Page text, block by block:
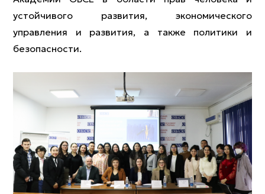
устойчивого развития, экономического
управления и развития, а также политики и
безопасности.